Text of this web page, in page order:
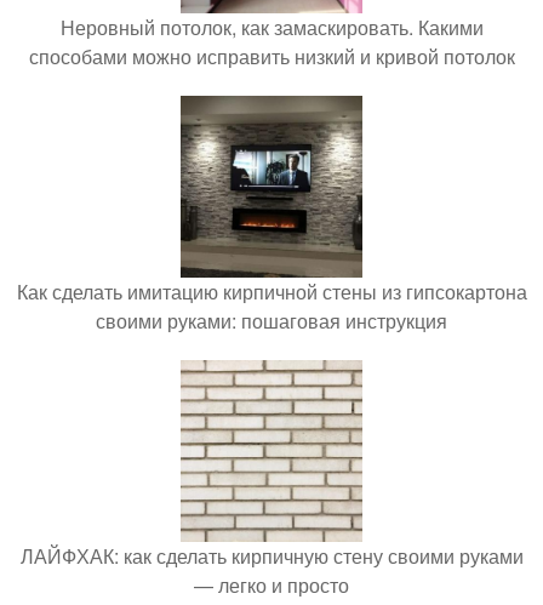
Неровный потолок, как замаскировать. Какими
способами можно исправить низкий и кривой потолок
Как сделать имитацию кирпичной стены из гипсокартона
своими руками: пошаговая инструкция
ЛАЙФХАК: как сделать кирпичную стену своими руками
— легко и просто